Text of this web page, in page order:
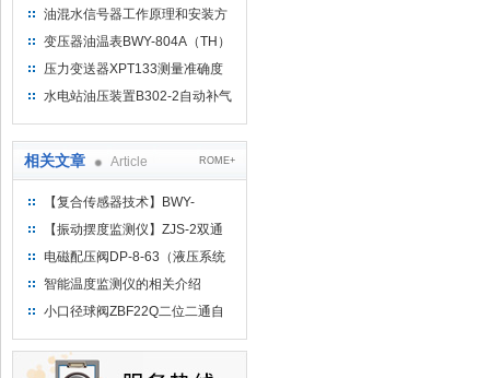
工作原理
油混水信号器工作原理和安装方
式
变压器油温表BWY-804A（TH）
测量范围
压力变送器XPT133测量准确度
不高是什么原因导致的？
水电站油压装置B302-2自动补气
相关文章 Article ROME+
【复合传感器技术】BWY-
802/803温度指示控制器
【振动摆度监测仪】ZJS-2双通
道振动摆度监测装置
电磁配压阀DP-8-63（液压系统
控制阀）
智能温度监测仪的相关介绍
小口径球阀ZBF22Q二位二通自